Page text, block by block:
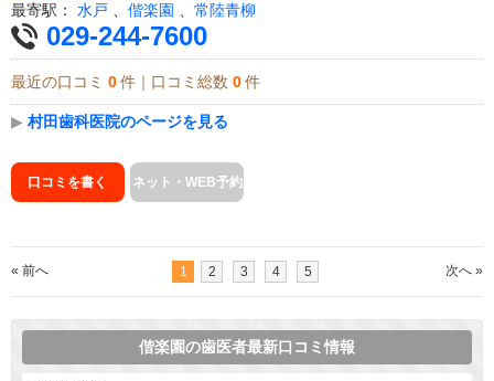
最寄駅： 水戸 、 偕楽園 、 常陸青柳
029-244-7600
最近の口コミ 0 件｜口コミ総数 0 件
▶ 村田歯科医院のページを見る
口コミを書く ネット・WEB予約
« 前へ 1 2 3 4 5 次へ »
偕楽園の歯医者最新口コミ情報